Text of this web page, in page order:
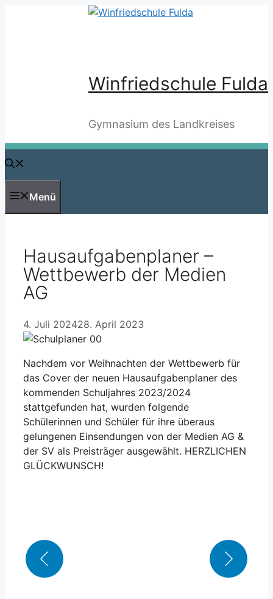
Winfriedschule Fulda
Gymnasium des Landkreises
Menü
Hausaufgabenplaner –
Wettbewerb der Medien
AG
4. Juli 202428. April 2023
Nachdem vor Weihnachten der Wettbewerb für
das Cover der neuen Hausaufgabenplaner des
kommenden Schuljahres 2023/2024
stattgefunden hat, wurden folgende
Schülerinnen und Schüler für ihre überaus
gelungenen Einsendungen von der Medien AG &
der SV als Preisträger ausgewählt. HERZLICHEN
GLÜCKWUNSCH!